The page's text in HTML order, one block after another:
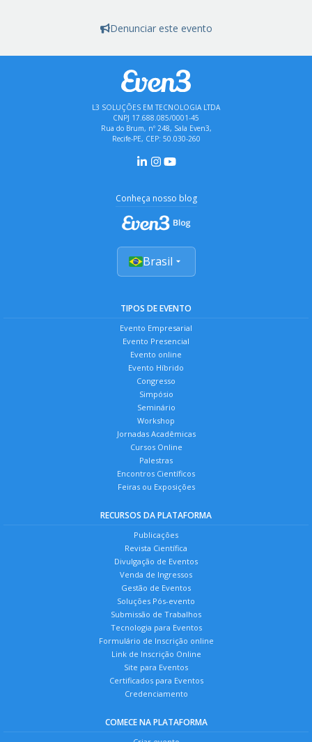
Denunciar este evento
L3 SOLUÇÕES EM TECNOLOGIA LTDA
CNPJ 17.688.085/0001-45
Rua do Brum, nº 248, Sala Even3,
Recife-PE, CEP: 50.030-260
Conheça nosso blog
Brasil
TIPOS DE EVENTO
Evento Empresarial
Evento Presencial
Evento online
Evento Híbrido
Congresso
Simpósio
Seminário
Workshop
Jornadas Acadêmicas
Cursos Online
Palestras
Encontros Científicos
Feiras ou Exposições
RECURSOS DA PLATAFORMA
Publicações
Revista Científica
Divulgação de Eventos
Venda de Ingressos
Gestão de Eventos
Soluções Pós-evento
Submissão de Trabalhos
Tecnologia para Eventos
Formulário de Inscrição online
Link de Inscrição Online
Site para Eventos
Certificados para Eventos
Credenciamento
COMECE NA PLATAFORMA